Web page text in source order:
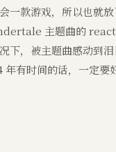
一款游戏，所以也就
主题曲的 react
下，被主题曲感动到
年有时间的话，一定要